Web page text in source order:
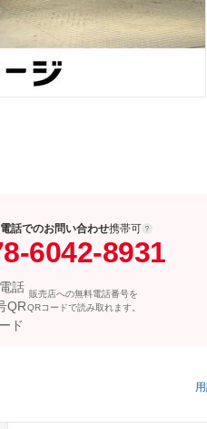
電話でのお問い合わせ携帯可
6042-8931
販売店への無料電話番号を
QRコードで読み取れます。